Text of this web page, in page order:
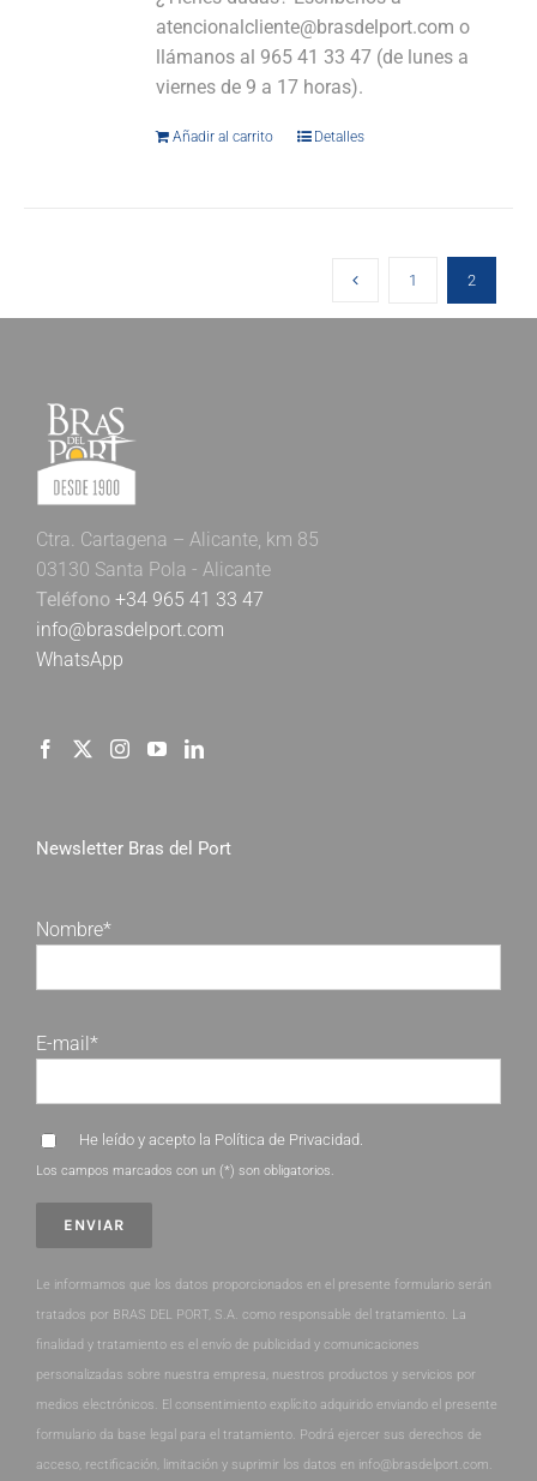
atencionalcliente@brasdelport.com o
llámanos al 965 41 33 47 (de lunes a
viernes de 9 a 17 horas).
Añadir al carrito Detalles
1 2
Ctra. Cartagena – Alicante, km 85
03130 Santa Pola - Alicante
Teléfono +34 965 41 33 47
info@brasdelport.com
WhatsApp
Newsletter Bras del Port
Nombre*
E-mail*
He leído y acepto la Política de Privacidad.
Los campos marcados con un (*) son obligatorios.
Le informamos que los datos proporcionados en el presente formulario serán
tratados por BRAS DEL PORT, S.A. como responsable del tratamiento. La
finalidad y tratamiento es el envío de publicidad y comunicaciones
personalizadas sobre nuestra empresa, nuestros productos y servicios por
medios electrónicos. El consentimiento explícito adquirido enviando el presente
formulario da base legal para el tratamiento. Podrá ejercer sus derechos de
acceso, rectificación, limitación y suprimir los datos en info@brasdelport.com.